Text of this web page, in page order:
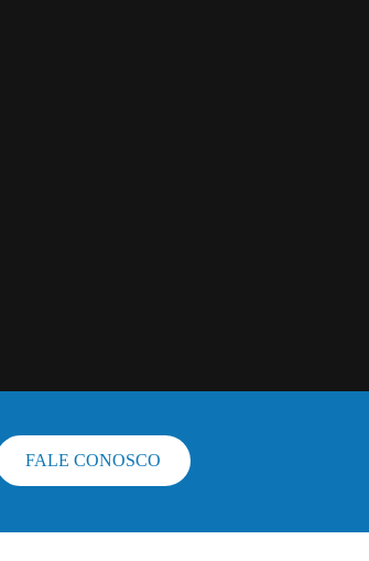
FALE CONOSCO